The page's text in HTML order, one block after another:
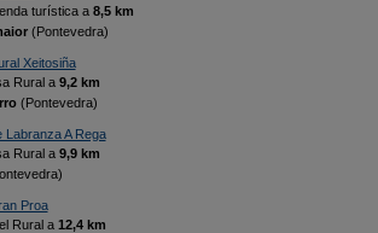
turística a 8,5 km
(Pontevedra)
Xeitosiña
Rural a 9,2 km
(Pontevedra)
Labranza A Rega
Rural a 9,9 km
Proa
Rural a 12,4 km